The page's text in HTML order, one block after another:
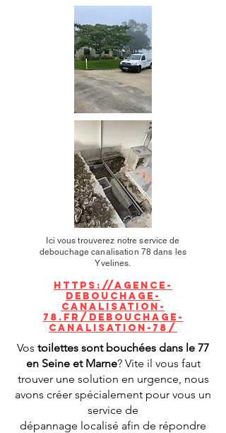
Ici vous trouverez notre service de
debouchage canalisation 78 dans les
Yvelines.
https://agence-
debouchage-
canalisation-
78.fr/debouchage-
canalisation-78/
Vos toilettes sont bouchées dans le 77
en Seine et Marne? Vite il vous faut
trouver une solution en urgence, nous
avons créer spécialement pour vous un
service de
dépannage localisé afin de répondre